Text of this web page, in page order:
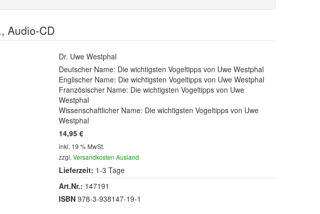
Audio-CD
Dr. Uwe Westphal
Deutscher Name: Die wichtigsten Vogeltipps von Uwe Westphal
Englischer Name: Die wichtigsten Vogeltipps von Uwe Westphal
Französischer Name: Die wichtigsten Vogeltipps von Uwe
Westphal
Wissenschaftlicher Name: Die wichtigsten Vogeltipps von Uwe
Westphal
14,95 €
inkl. 19 % MwSt.
zzgl.Versandkosten Ausland
Lieferzeit: 1-3 Tage
Art.Nr.: 147191
ISBN 978-3-938147-19-1